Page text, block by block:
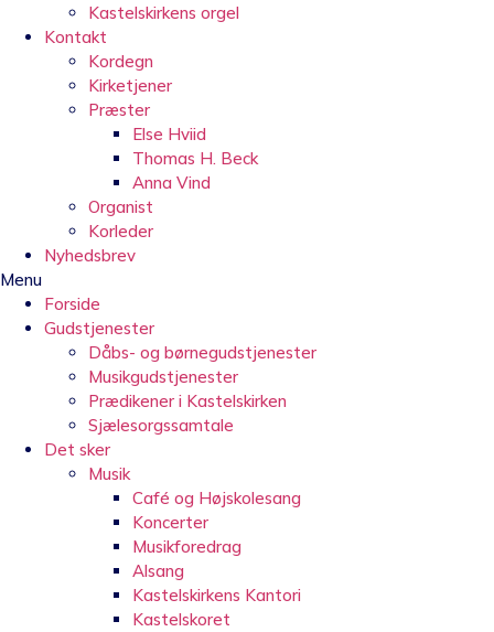
Kastelskirkens orgel
Kontakt
Kordegn
Kirketjener
Præster
Else Hviid
Thomas H. Beck
Anna Vind
Organist
Korleder
Nyhedsbrev
Menu
Forside
Gudstjenester
Dåbs- og børnegudstjenester
Musikgudstjenester
Prædikener i Kastelskirken
Sjælesorgssamtale
Det sker
Musik
Café og Højskolesang
Koncerter
Musikforedrag
Alsang
Kastelskirkens Kantori
Kastelskoret